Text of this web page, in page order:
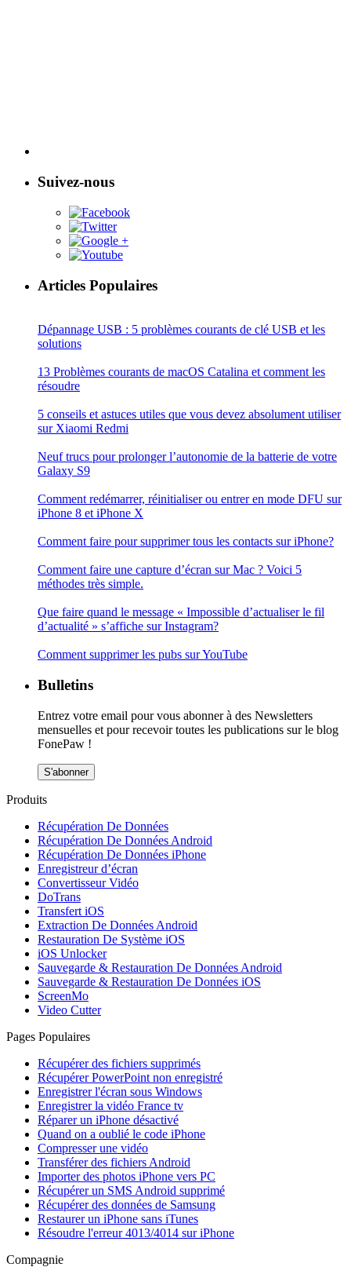
Suivez-nous
Articles Populaires
Dépannage USB : 5 problèmes courants de clé USB et les
solutions
13 Problèmes courants de macOS Catalina et comment les
résoudre
5 conseils et astuces utiles que vous devez absolument utiliser
sur Xiaomi Redmi
Neuf trucs pour prolonger l’autonomie de la batterie de votre
Galaxy S9
Comment redémarrer, réinitialiser ou entrer en mode DFU sur
iPhone 8 et iPhone X
Comment faire pour supprimer tous les contacts sur iPhone?
Comment faire une capture d’écran sur Mac ? Voici 5
méthodes très simple.
Que faire quand le message « Impossible d’actualiser le fil
d’actualité » s’affiche sur Instagram?
Comment supprimer les pubs sur YouTube
Bulletins
Entrez votre email pour vous abonner à des Newsletters
mensuelles et pour recevoir toutes les publications sur le blog
FonePaw !
S'abonner
Produits
Récupération De Données
Récupération De Données Android
Récupération De Données iPhone
Enregistreur d’écran
Convertisseur Vidéo
DoTrans
Transfert iOS
Extraction De Données Android
Restauration De Système iOS
iOS Unlocker
Sauvegarde & Restauration De Données Android
Sauvegarde & Restauration De Données iOS
ScreenMo
Video Cutter
Pages Populaires
Récupérer des fichiers supprimés
Récupérer PowerPoint non enregistré
Enregistrer l'écran sous Windows
Enregistrer la vidéo France tv
Réparer un iPhone désactivé
Quand on a oublié le code iPhone
Compresser une vidéo
Transférer des fichiers Android
Importer des photos iPhone vers PC
Récupérer un SMS Android supprimé
Récupérer des données de Samsung
Restaurer un iPhone sans iTunes
Résoudre l'erreur 4013/4014 sur iPhone
Compagnie